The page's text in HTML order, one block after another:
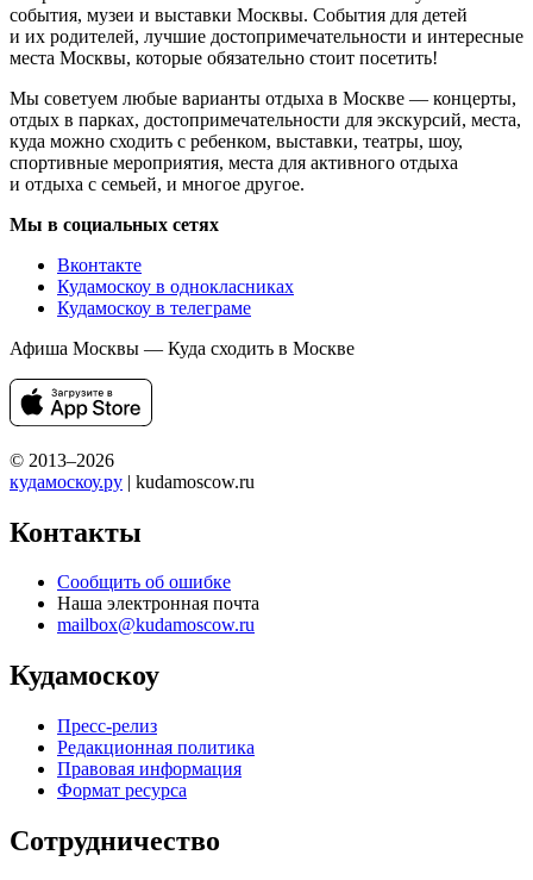
события, музеи и выставки Москвы. События для детей
и их родителей, лучшие достопримечательности и интересные
места Москвы, которые обязательно стоит посетить!
Мы советуем любые варианты отдыха в Москве — концерты,
отдых в парках, достопримечательности для экскурсий, места,
куда можно сходить с ребенком, выставки, театры, шоу,
спортивные мероприятия, места для активного отдыха
и отдыха с семьей, и многое другое.
Мы в социальных сетях
Вконтакте
Кудамоскоу в однокласниках
Кудамоскоу в телеграме
Афиша Москвы — Куда сходить в Москве
© 2013–2026
кудамоскоу.ру | kudamoscow.ru
Контакты
Сообщить об ошибке
Наша электронная почта
mailbox@kudamoscow.ru
Кудамоскоу
Пресс-релиз
Редакционная политика
Правовая информация
Формат ресурса
Сотрудничество